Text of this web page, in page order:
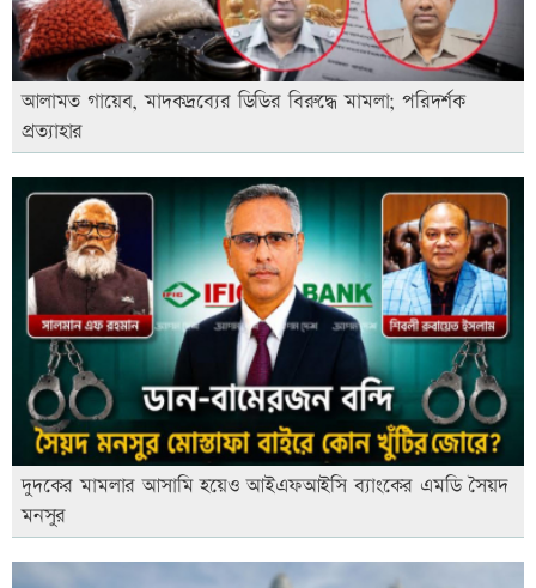
আলামত গায়েব, মাদকদ্রব্যের ডিডির বিরুদ্ধে মামলা; পরিদর্শক
প্রত্যাহার
দুদকের মামলার আসামি হয়েও আইএফআইসি ব্যাংকের এমডি সৈয়দ
মনসুর